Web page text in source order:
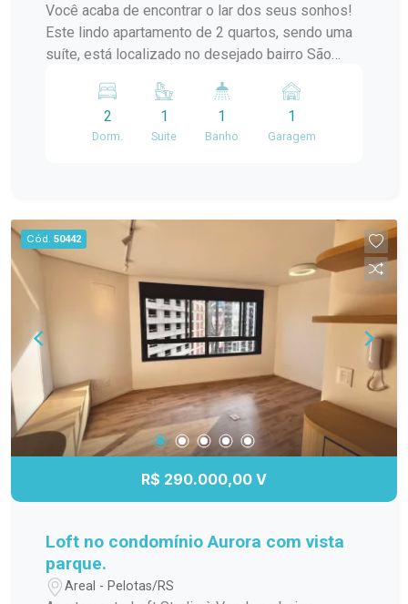
Você acaba de encontrar o lar dos seus sonhos!
Este lindo apartamento de 2 quartos, sendo uma
suíte, está localizado no desejado bairro São
e do Fórum. Com uma sacada charmosa e
churrasqueira, este espaço é perfeito para
receber amigos e familiares em momentos de
comemorações, espaço gourmet para preparar
refeições especiais, quadra poliesportiva para os
amantes de esportes e um playground seguro e
divertido para as crianças. Não perca a chance de
viver em um lugar que une conforto, praticidade e
lazer. Agende sua visita e venha conhecer esse
incrível apartamento!
2
Dorm.
1
Suite
1
Banho
1
Garagem
Cód. 50442
R$ 290.000,00 V
Loft no condomínio Aurora com vista
parque.
Areal - Pelotas/RS